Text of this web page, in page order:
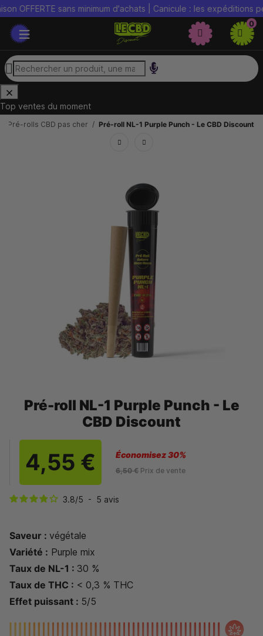
sans minimum d'achats | Canicule : les expéditions
0
Top ventes du moment
Pré-rolls CBD pas cher Pré-roll NL-1 Purple Punch - Le CBD Discount
Pré-roll NL-1 Purple Punch - Le
CBD Discount
4,55 € Économisez 30%
6,50 € Prix de vente
3.8/5 - 5 avis
Saveur : végétale
Variété : Purple mix
Taux de NL-1 : 30 %
Taux de THC : < 0,3 % THC
Effet puissant : 5/5